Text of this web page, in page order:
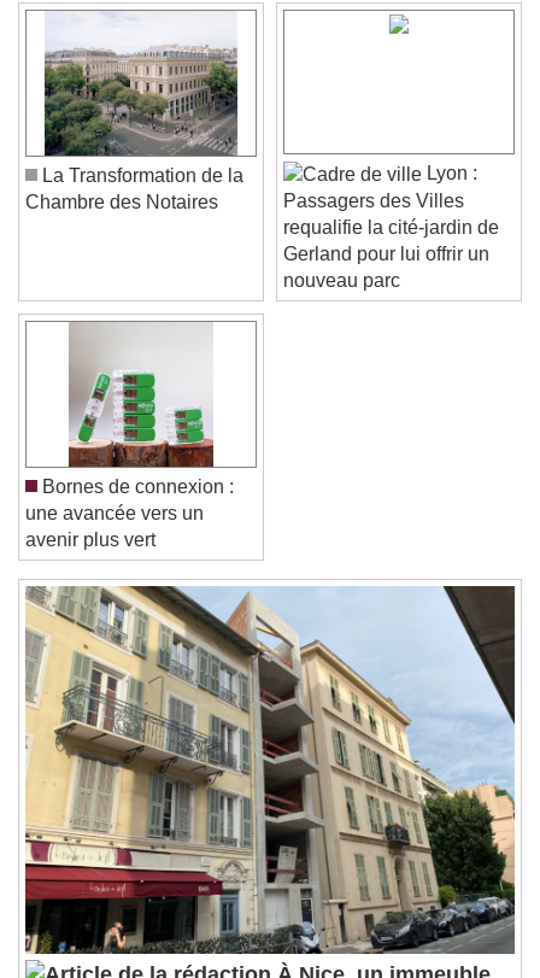
Text Background
Color Opacity
Caption Area Background
Color Opacity
Font Size
Reset
Done
Close Modal Dialog
End of dialog window.
La Transformation de la
Lyon :
Passagers des Villes
requalifie la cité-jardin de
Gerland pour lui offrir un
nouveau parc
Bornes de connexion :
une avancée vers un
avenir plus vert